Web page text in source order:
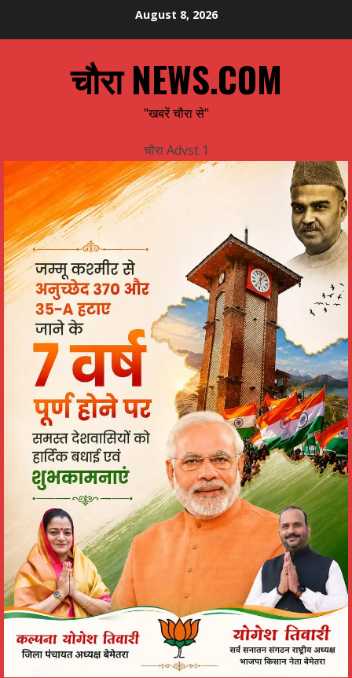
August 8, 2026
चौरा NEWS.COM
"खबरें चौरा से"
चौरा Advst 1